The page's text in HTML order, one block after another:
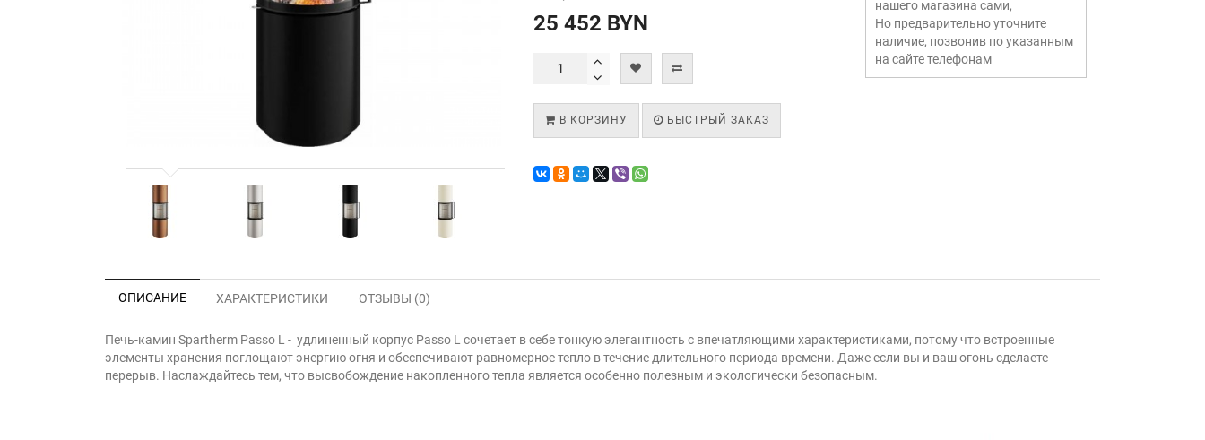
25 452 BYN
В КОРЗИНУ БЫСТРЫЙ ЗАКАЗ
нашего магазина сами,
Но предварительно уточните
наличие, позвонив по указанным
на сайте телефонам
ОПИСАНИЕ ХАРАКТЕРИСТИКИ ОТЗЫВЫ (0)
Печь-камин Spartherm Passo L - удлиненный корпус Passo L сочетает в себе тонкую элегантность с впечатляющими характеристиками, потому что встроенные
элементы хранения поглощают энергию огня и обеспечивают равномерное тепло в течение длительного периода времени. Даже если вы и ваш огонь сделаете
перерыв. Наслаждайтесь тем, что высвобождение накопленного тепла является особенно полезным и экологически безопасным.